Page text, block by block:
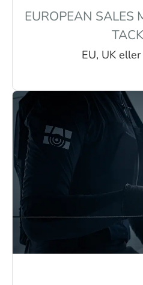
EUROPEAN SALES
EU, UK eller